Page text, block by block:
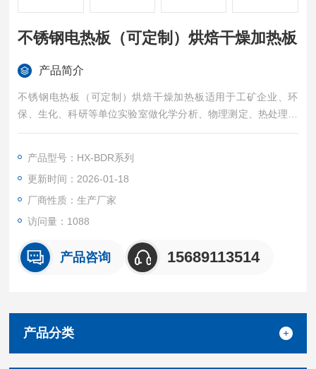
不锈钢电热板（可定制）烘焙干燥加热板
产品简介
不锈钢电热板（可定制）烘焙干燥加热板适用于工矿企业、环
保、生化、科研等单位实验室做化学分析、物理测定、热处理等
物品的烘焙、干燥和其它温度试验。
产品型号：HX-BDR系列
更新时间：2026-01-18
厂商性质：生产厂家
访问量：1088
产品咨询 15689113514
产品分类